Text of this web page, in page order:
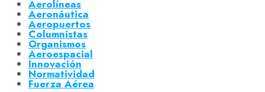
Aerolíneas
Aeronáutica
Aeropuertos
Columnistas
Organismos
Aeroespacial
Innovación
Normatividad
Fuerza Aérea